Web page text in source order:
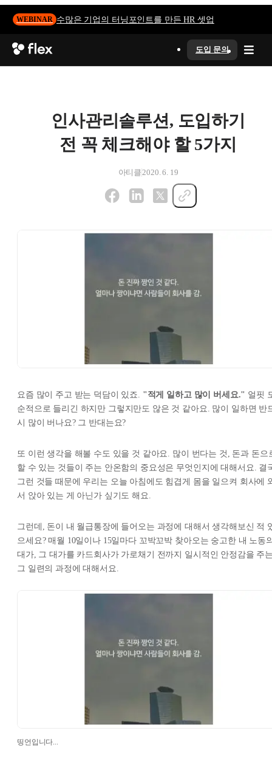
WEBINAR 수많은 기업의 터닝포인트를 만든 HR 셋업
도입 문의
인사관리솔루션, 도입하기
전 꼭 체크해야 할 5가지
아티클 2020. 6. 19
요즘 많이 주고 받는 덕담이 있죠. "적게 일하고 많이 버세요." 얼핏
순적으로 들리긴 하지만 그렇지만도 않은 것 같아요. 많이 일하면 반
시 많이 버나요? 그 반대는요?
또 이런 생각을 해볼 수도 있을 것 같아요. 많이 번다는 것, 돈과 돈으
할 수 있는 것들이 주는 안온함의 중요성은 무엇인지에 대해서요. 결
그런 것들 때문에 우리는 오늘 아침에도 힘겹게 몸을 일으켜 회사에
서 앉아 있는 게 아닌가 싶기도 해요.
그런데, 돈이 내 월급통장에 들어오는 과정에 대해서 생각해보신 적
으세요? 매월 10일이나 15일마다 꼬박꼬박 찾아오는 숭고한 내 노동
대가, 그 대가를 카드회사가 가로채기 전까지 일시적인 안정감을 주
그 일련의 과정에 대해서요.
띵언입니다...